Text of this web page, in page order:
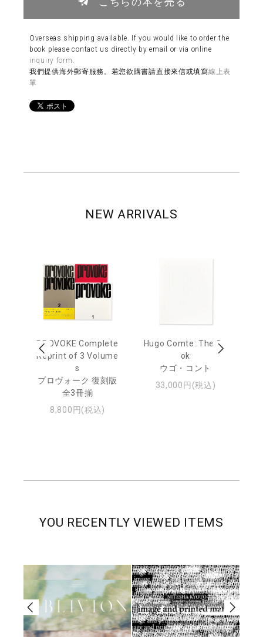
Overseas shipping available. If you would like to order the
book please contact us directly by email or via online
inquiry form
我們提供海外郵寄服務。若您欲購書請直接來信或填寫線上表
單
NEW ARRIVALS
PROVOKE Complete
Reprint of 3 Volume
s
プロヴォーク 復刻版
全3冊揃
8,800円(税込)
Hugo Comte: The Bo
ok
ウゴ・コント
33,000円(税込)
YOU RECENTLY VIEWED ITEMS